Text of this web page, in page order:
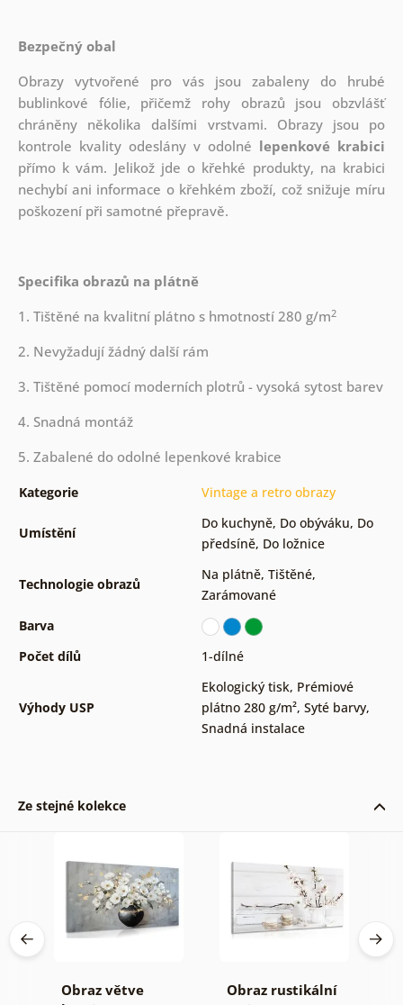
Bezpečný obal
Obrazy vytvořené pro vás jsou zabaleny do hrubé
bublinkové fólie, přičemž rohy obrazů jsou obzvlášť
chráněny několika dalšími vrstvami. Obrazy jsou po
kontrole kvality odeslány v odolné lepenkové krabici
přímo k vám. Jelikož jde o křehké produkty, na krabici
nechybí ani informace o křehkém zboží, což snižuje míru
poškození při samotné přepravě.
Specifika obrazů na plátně
1. Tištěné na kvalitní plátno s hmotností 280 g/m2
2. Nevyžadují žádný další rám
3. Tištěné pomocí moderních plotrů - vysoká sytost barev
4. Snadná montáž
5. Zabalené do odolné lepenkové krabice
Kategorie Vintage a retro obrazy
Umístění
Do kuchyně, Do obýváku, Do
předsíně, Do ložnice
Technologie obrazů
Na plátně, Tištěné,
Zarámované
Barva
Počet dílů
1-dílné
Výhody USP
Ekologický tisk, Prémiové
plátno 280 g/m², Syté barvy,
Snadná instalace
Ze stejné kolekce
Obraz větve
Obraz rustikální